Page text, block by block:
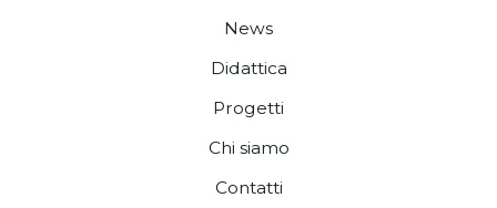
News
Didattica
Progetti
Chi siamo
Contatti